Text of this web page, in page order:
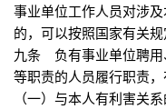
事业单位工作人员对涉
的，可以按照国家有
九条 负有事业单位聘用
等职责的人员履行职责
（一）与本人有利害